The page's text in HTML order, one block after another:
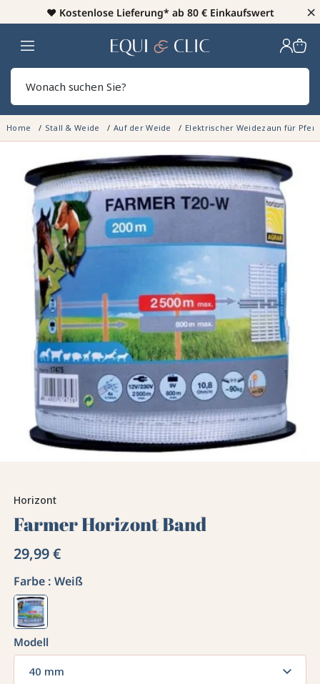
♥️ Kostenlose Lieferung* ab 80 € Einkaufswert ×
Heim
Home Stall & Weide Auf der Weide Elektrischer Weidezaun für
Horizont
Farmer Horizont Band
29,99 €
Farbe : Weiß
Modell
40 mm